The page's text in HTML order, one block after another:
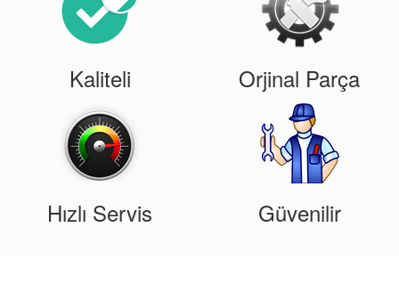
Kaliteli Orjinal Parça
Hızlı Servis Güvenilir